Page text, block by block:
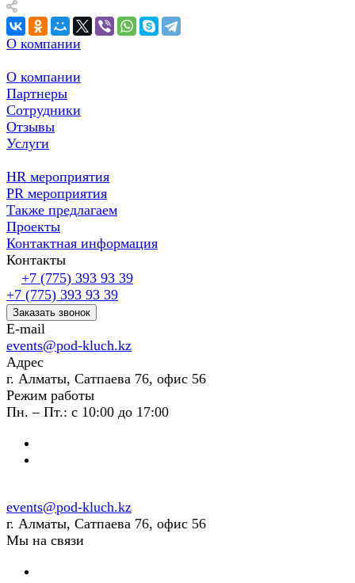
О компании
О компании
Партнеры
Сотрудники
Отзывы
Услуги
HR мероприятия
PR мероприятия
Также предлагаем
Проекты
Контактная информация
Контакты
+7 (775) 393 93 39
+7 (775) 393 93 39
Заказать звонок
E-mail
events@pod-kluch.kz
Адрес
г. Алматы, Сатпаева 76, офис 56
Режим работы
Пн. – Пт.: с 10:00 до 17:00
events@pod-kluch.kz
г. Алматы, Сатпаева 76, офис 56
Мы на связи